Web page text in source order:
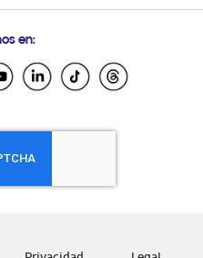
Salvador
en: